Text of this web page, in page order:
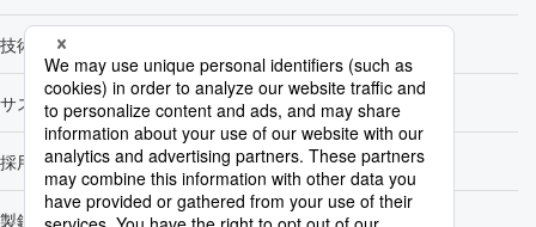
技術開発
サステナビリティ 株主・投資家情報
採用情報 Newsroom
製鉄所一覧